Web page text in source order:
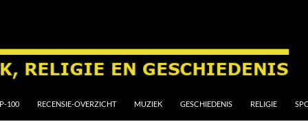
100 RECENSIE-OVERZICHT MUZIEK GESCHIEDENIS RELIGIE